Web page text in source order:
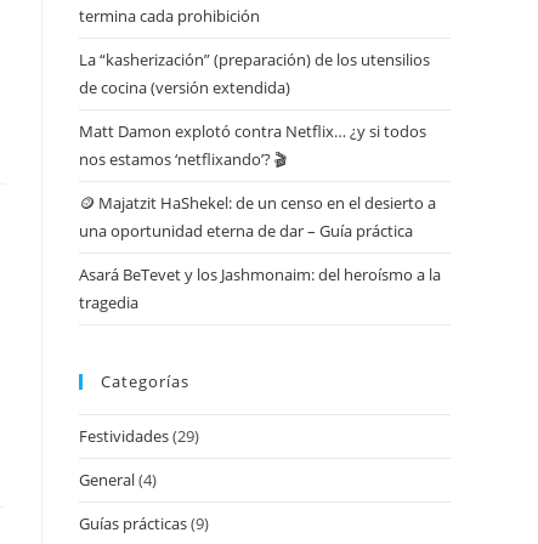
termina cada prohibición
La “kasherización” (preparación) de los utensilios
de cocina (versión extendida)
Matt Damon explotó contra Netflix… ¿y si todos
nos estamos ‘netflixando’? 🎬
🪙 Majatzit HaShekel: de un censo en el desierto a
una oportunidad eterna de dar – Guía práctica
Asará BeTevet y los Jashmonaim: del heroísmo a la
tragedia
Categorías
Festividades(29)
General(4)
Guías prácticas(9)